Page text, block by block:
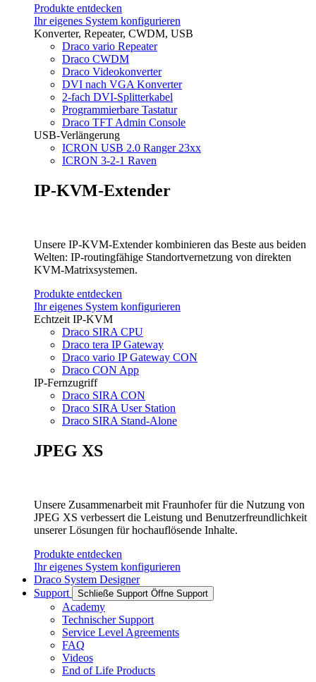
Produkte entdecken
Ihr eigenes System konfigurieren
Konverter, Repeater, CWDM, USB
Draco vario Repeater
Draco CWDM
Draco Videokonverter
DVI nach VGA Konverter
2-fach DVI-Splitterkabel
Programmierbare Tastatur
Draco TFT Admin Console
USB-Verlängerung
ICRON USB 2.0 Ranger 23xx
ICRON 3-2-1 Raven
IP-KVM-Extender
Unsere IP-KVM-Extender kombinieren das Beste aus beiden
Welten: IP-routingfähige Standortvernetzung von direkten
KVM-Matrixsystemen.
Produkte entdecken
Ihr eigenes System konfigurieren
Echtzeit IP-KVM
Draco SIRA CPU
Draco tera IP Gateway
Draco vario IP Gateway CON
Draco CON App
IP-Fernzugriff
Draco SIRA CON
Draco SIRA User Station
Draco SIRA Stand-Alone
JPEG XS
Unsere Zusammenarbeit mit Fraunhofer für die Nutzung von
JPEG XS verbessert die Leistung und Benutzerfreundlichkeit
unserer Lösungen für hochauflösende Inhalte.
Produkte entdecken
Ihr eigenes System konfigurieren
Draco System Designer
Support
Schließe Support Öffne Support
Academy
Technischer Support
Service Level Agreements
FAQ
Videos
End of Life Products